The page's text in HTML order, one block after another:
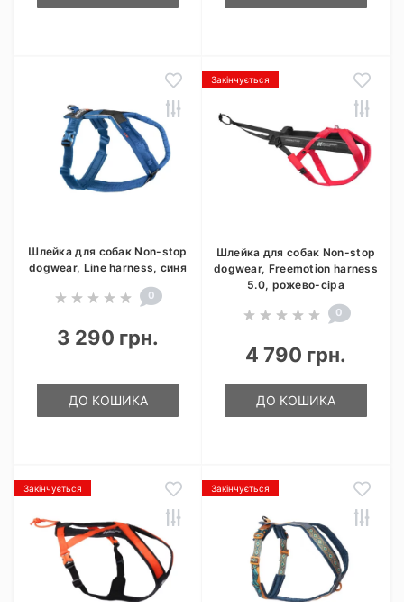
Шлейка для собак Non-stop
dogwear, Line harness, синя
0
3 290 грн.
ДО КОШИКА
Закінчується
Шлейка для собак Non-stop
dogwear, Freemotion harness
5.0, рожево-сіра
0
4 790 грн.
ДО КОШИКА
Закінчується Закінчується